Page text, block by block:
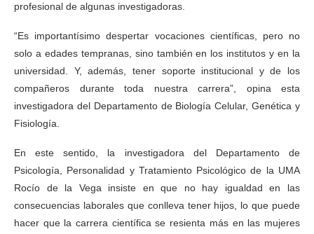
profesional de algunas investigadoras.
“Es importantísimo despertar vocaciones científicas, pero no
solo a edades tempranas, sino también en los institutos y en la
universidad. Y, además, tener soporte institucional y de los
compañeros durante toda nuestra carrera”, opina esta
investigadora del Departamento de Biología Celular, Genética y
Fisiología.
En este sentido, la investigadora del Departamento de
Psicología, Personalidad y Tratamiento Psicológico de la UMA
Rocío de la Vega insiste en que no hay igualdad en las
consecuencias laborales que conlleva tener hijos, lo que puede
hacer que la carrera científica se resienta más en las mujeres